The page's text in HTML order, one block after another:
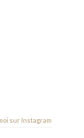
sur Instagram